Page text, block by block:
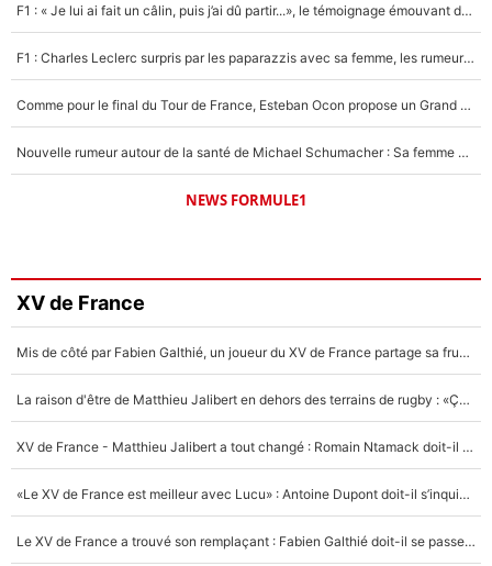
F1 : « Je lui ai fait un câlin, puis j’ai dû partir...», le témoignage émouvant de Max Verstappen sur sa fille
F1 : Charles Leclerc surpris par les paparazzis avec sa femme, les rumeurs étaient vraies !
Comme pour le final du Tour de France, Esteban Ocon propose un Grand Prix de Formule 1 à Paris : «Autour de l’Arc de Triomphe, ce serait génial» !
Nouvelle rumeur autour de la santé de Michael Schumacher : Sa femme Corinna sort du silence
NEWS FORMULE1
XV de France
Mis de côté par Fabien Galthié, un joueur du XV de France partage sa frustration : «ils ne me l’ont pas dit tout de suite»
La raison d'être de Matthieu Jalibert en dehors des terrains de rugby : «Ça m'atteint autant que si tu touches à un membre de ma famille»
XV de France - Matthieu Jalibert a tout changé : Romain Ntamack doit-il s’inquiéter pour sa place à un an de la Coupe du monde ?
«Le XV de France est meilleur avec Lucu» : Antoine Dupont doit-il s’inquiéter pour sa place ?
Le XV de France a trouvé son remplaçant : Fabien Galthié doit-il se passer d'Antoine Dupont ?